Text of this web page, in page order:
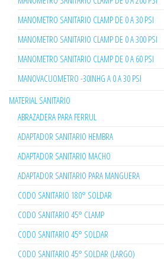
MANOMETRO SANITARIO CLAMP DE 0 A 30 PSI
MANOMETRO SANITARIO CLAMP DE 0 A 300 PSI
MANOMETRO SANITARIO CLAMP DE 0 A 60 PSI
MANOVACUOMETRO -30INHG A 0 A 30 PSI
MATERIAL SANITARIO
ABRAZADERA PARA FERRUL
ADAPTADOR SANITARIO HEMBRA
ADAPTADOR SANITARIO MACHO
ADAPTADOR SANITARIO PARA MANGUERA
CODO SANITARIO 180° SOLDAR
CODO SANITARIO 45° CLAMP
CODO SANITARIO 45° SOLDAR
CODO SANITARIO 45° SOLDAR (LARGO)